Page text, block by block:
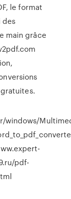
le format
des
main grâce
pdf-